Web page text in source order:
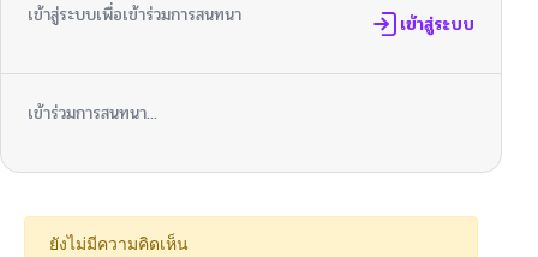
เข้าสู่ระบบเพื่อเข้าร่วมการสนทนา เข้าสู่ระบบ
เข้าร่วมการสนทนา...
ยังไม่มีความคิดเห็น